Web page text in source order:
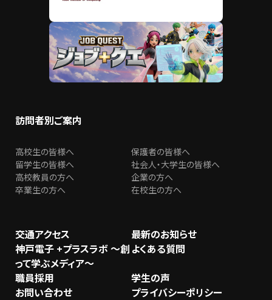
訪問者別ご案内
高校生の皆様へ
保護者の皆様へ
留学生の皆様へ
社会人・大学生の皆様へ
高校教員の方へ
企業の方へ
卒業生の方へ
在校生の方へ
交通アクセス
最新のお知らせ
神戸電子 +プラスラボ ～創
って学ぶメディア～
よくある質問
職員採用
学生の声
お問い合わせ
プライバシーポリシー